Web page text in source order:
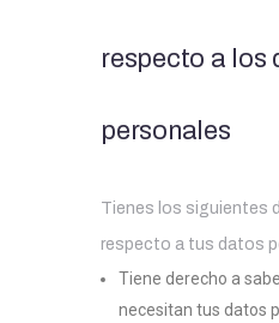
respecto a los
personales
Tienes los siguientes
respecto a tus datos
Tiene derecho a
necesitan tus datos